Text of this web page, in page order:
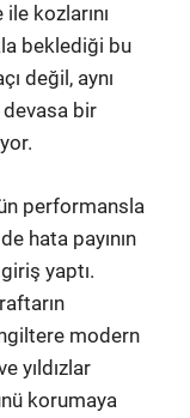
kozlarını
beklediği bu
değil, aynı
bir
performansla
hata payının
yaptı.
modern
yıldızlar
korumaya